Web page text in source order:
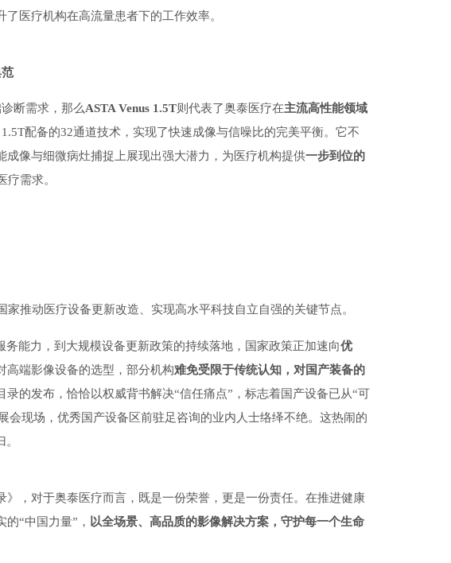
医疗机构在高流量患者下的工作效率。
断需求，那么ASTA Venus 1.5T则代表了奥泰医疗在主流高性能领域
配备的32通道技术，实现了快速成像与信噪比的完美平衡。它不
像与细微病灶捕捉上展现出强大潜力，为医疗机构提供一步到位的
疗需求。
推动医疗设备更新改造、实现高水平科技自立自强的关键节点。
务能力，到大规模设备更新政策的持续落地，国家政策正加速向优
高端影像设备的选型，部分机构难免受限于传统认知，对国产装备的
的发布，恰恰以权威背书解决“信任痛点”，标志着国产设备已从“可
会现场，优秀国产设备区前驻足咨询的业内人士络绎不绝。这热闹的
》，对于奥泰医疗而言，既是一份荣誉，更是一份责任。在推进健康
“中国力量”， 以全场景、高品质的影像解决方案，守护每一个生命